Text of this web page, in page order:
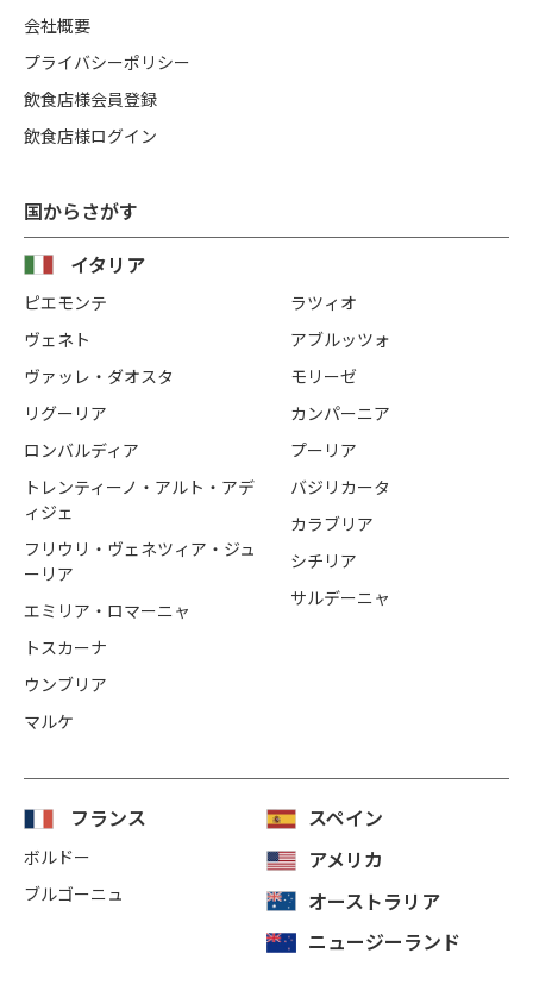
国からさがす
イタリア
ピエモンテ
ヴェネト
ヴァッレ・ダオスタ
リグーリア
ロンバルディア
トレンティーノ・アルト・アデ
ィジェ
フリウリ・ヴェネツィア・ジュ
ーリア
エミリア・ロマーニャ
トスカーナ
ウンブリア
マルケ
ラツィオ
アブルッツォ
モリーゼ
カンパーニア
プーリア
バジリカータ
カラブリア
シチリア
サルデーニャ
フランス
ボルドー
ブルゴーニュ
スペイン
アメリカ
オーストラリア
ニュージーランド
会社概要
プライバシーポリシー
飲食店様会員登録
飲食店様ログイン